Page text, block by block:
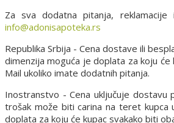
Za sva dodatna pitanja,
info@adonisapoteka.rs
Republika Srbija - Cena dostave ili
dimenzija moguća je doplata za koju
Mail ukoliko imate dodatnih pitanja.
Inostranstvo - Cena uključuje dostavu
trošak može biti carina na teret
doplata za koju će kupac svakako biti